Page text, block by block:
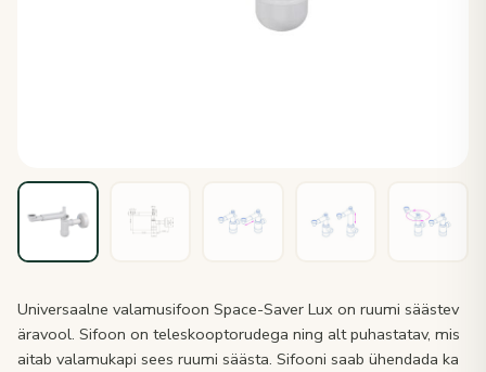
Universaalne valamusifoon Space-Saver Lux on ruumi säästev
äravool. Sifoon on teleskooptorudega ning alt puhastatav, mis
aitab valamukapi sees ruumi säästa. Sifooni saab ühendada ka